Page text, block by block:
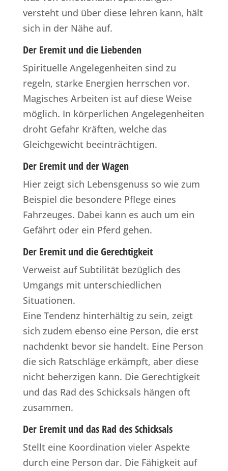
versteht und über diese lehren kann, hält
sich in der Nähe auf.
Der Eremit und die Liebenden
Spirituelle Angelegenheiten sind zu
regeln, starke Energien herrschen vor.
Magisches Arbeiten ist auf diese Weise
möglich. In körperlichen Angelegenheiten
droht Gefahr Kräften, welche das
Gleichgewicht beeinträchtigen.
Der Eremit und der Wagen
Hier zeigt sich Lebensgenuss so wie zum
Beispiel die besondere Pflege eines
Fahrzeuges. Dabei kann es auch um ein
Gefährt oder ein Pferd gehen.
Der Eremit und die Gerechtigkeit
Verweist auf Subtilität bezüglich des
Umgangs mit unterschiedlichen
Situationen.
Eine Tendenz hinterhältig zu sein, zeigt
sich zudem ebenso eine Person, die erst
nachdenkt bevor sie handelt. Eine Person
die sich Ratschläge erkämpft, aber diese
nicht beherzigen kann. Die Gerechtigkeit
und das Rad des Schicksals hängen oft
zusammen.
Der Eremit und das Rad des Schicksals
Stellt eine Koordination vieler Aspekte
durch eine Person dar. Die Fähigkeit auf